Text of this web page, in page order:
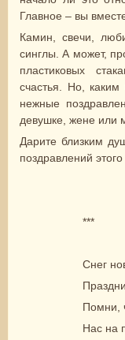
Главное – вы
Камин, свечи,
синглы. А может,
пластиковых
счастья. Но,
нежные
девушке, жене или
Дарите близким
поздравлений
***
Снег
Помни,
Нас на